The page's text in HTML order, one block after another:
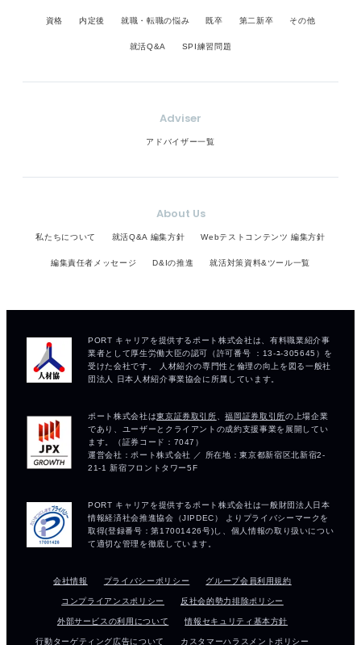
資格 内定後 就職・転職の悩み 既卒 第二新卒 その他
就活Q&A SPI練習問題
Adviser
アドバイザー一覧
About Us
私たちについて 就活Q&A 編集方針 Webテストコンテンツ 編集方針
編集責任者メッセージ D&Iの推進 就活対策資料&ツール一覧
会社情報 プライバシーポリシー グループ会員利用規約
コンプライアンスポリシー 反社会的勢力排除ポリシー
外部サービスの利用について 情報セキュリティ基本方針
行動ターゲティング広告について カスタマーハラスメントポリシー